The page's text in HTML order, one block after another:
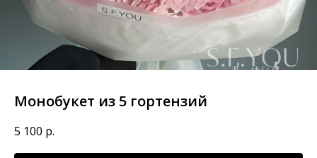
Монобукет из 5 гортензий
5 100 р.